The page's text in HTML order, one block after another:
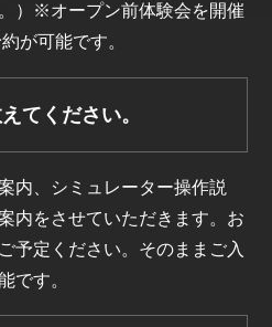
）※オープン前体験会を開催
が可能です。
てください。
内、シミュレーター操作説
内をさせていただきます。お
予定ください。そのままご入
です。